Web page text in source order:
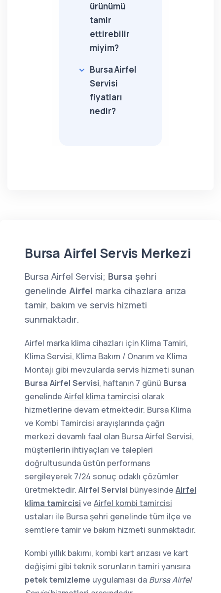
ürünümü
tamir
ettirebilir
miyim?
Bursa Airfel
Servisi
fiyatları
nedir?
Bursa Airfel Servis Merkezi
Bursa Airfel Servisi; Bursa şehri
genelinde Airfel marka cihazlara arıza
tamir, bakım ve servis hizmeti
sunmaktadır.
Airfel marka klima cihazları için Klima Tamiri,
Klima Servisi, Klima Bakım / Onarım ve Klima
Montajı gibi mevzularda servis hizmeti sunan
Bursa Airfel Servisi, haftanın 7 günü Bursa
genelinde Airfel klima tamircisi olarak
hizmetlerine devam etmektedir. Bursa Klima
ve Kombi Tamircisi arayışlarında çağrı
merkezi devamlı faal olan Bursa Airfel Servisi,
müşterilerin ihtiyaçları ve talepleri
doğrultusunda üstün performans
sergileyerek 7/24 sonuç odaklı çözümler
üretmektedir. Airfel Servisi bünyesinde Airfel
klima tamircisi ve Airfel kombi tamircisi
ustaları ile Bursa şehri genelinde tüm ilçe ve
semtlere tamir ve bakım hizmeti sunmaktadır.
Kombi yıllık bakımı, kombi kart arızası ve kart
değişimi gibi teknik sorunların tamiri yanısıra
petek temizleme uygulaması da Bursa Airfel